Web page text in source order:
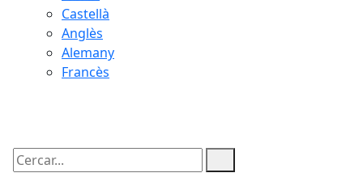
Castellà
Anglès
Alemany
Francès
Cercar: